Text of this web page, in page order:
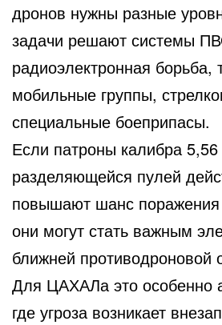
дронов нужны разные
задачи решают системы
радиоэлектронная борьба,
мобильные группы,
специальные боеприпасы.
Если патроны калибра
разделяющейся пулей
повышают шанс поражения
они могут стать важным
ближней противодроновой
Для ЦАХАЛа это особенно
где угроза возникает